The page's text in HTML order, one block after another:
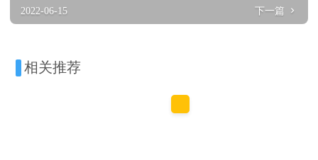
2022-06-15 下一篇
相关推荐